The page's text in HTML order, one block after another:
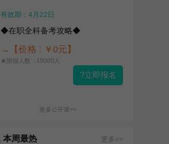
有效期：4月22日
◆在职全科备考攻略◆
→【价格 : ￥0元】
★限报人数：10000人
?立即报名
更多公开课>>
本周最热 更多>>